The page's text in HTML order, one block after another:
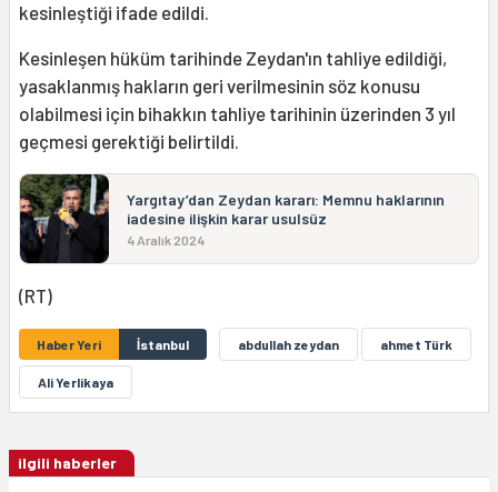
kesinleştiği ifade edildi.
Kesinleşen hüküm tarihinde Zeydan'ın tahliye edildiği,
yasaklanmış hakların geri verilmesinin söz konusu
olabilmesi için bihakkın tahliye tarihinin üzerinden 3 yıl
geçmesi gerektiği belirtildi.
Yargıtay’dan Zeydan kararı: Memnu haklarının
iadesine ilişkin karar usulsüz
4 Aralık 2024
(RT)
Haber Yeri İstanbul abdullah zeydan ahmet Türk
Ali Yerlikaya
ilgili haberler